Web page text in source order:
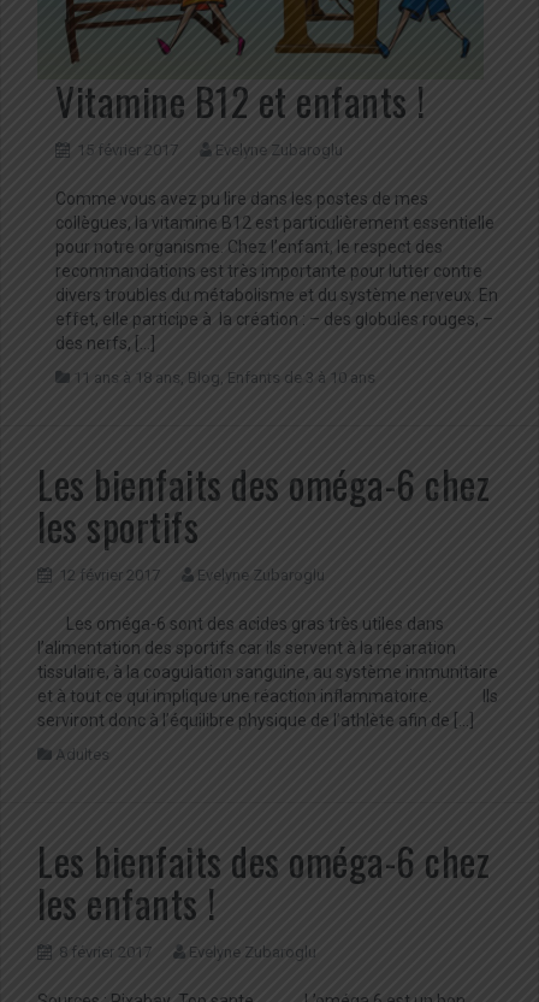
Vitamine B12 et enfants !
15 février 2017 Evelyne Zubaroglu
Comme vous avez pu lire dans les postes de mes
collègues, la vitamine B12 est particulièrement essentielle
pour notre organisme. Chez l’enfant, le respect des
recommandations est très importante pour lutter contre
divers troubles du métabolisme et du système nerveux. En
effet, elle participe à la création : – des globules rouges, –
des nerfs, […]
11 ans à 18 ans , Blog , Enfants de 3 à 10 ans
Les bienfaits des oméga-6 chez
les sportifs
12 février 2017 Evelyne Zubaroglu
Les oméga-6 sont des acides gras très utiles dans
l’alimentation des sportifs car ils servent à la réparation
tissulaire, à la coagulation sanguine, au système immunitaire
et à tout ce qui implique une réaction inflammatoire. Ils
serviront donc à l’équilibre physique de l’athlète afin de […]
Adultes
Les bienfaits des oméga-6 chez
les enfants !
8 février 2017 Evelyne Zubaroglu